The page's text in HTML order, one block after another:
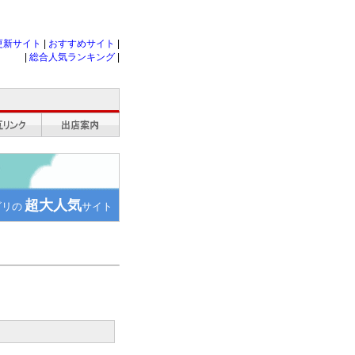
新サイト おすすめサイト
総合人気ランキング
の 超大人気サイト